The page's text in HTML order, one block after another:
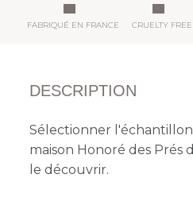
FABRIQUÉ EN FRANCE CRUELTY FREE
DESCRIPTION
Sélectionner
maison Honoré des Prés
le découvrir.